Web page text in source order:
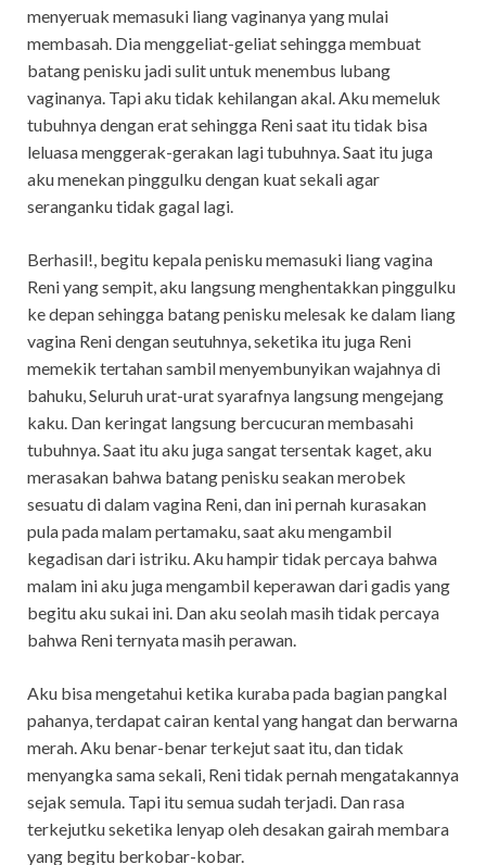
menyeruak memasuki liang vaginanya yang mulai
membasah. Dia menggeliat-geliat sehingga membuat
batang penisku jadi sulit untuk menembus lubang
vaginanya. Tapi aku tidak kehilangan akal. Aku memeluk
tubuhnya dengan erat sehingga Reni saat itu tidak bisa
leluasa menggerak-gerakan lagi tubuhnya. Saat itu juga
aku menekan pinggulku dengan kuat sekali agar
seranganku tidak gagal lagi.
Berhasil!, begitu kepala penisku memasuki liang vagina
Reni yang sempit, aku langsung menghentakkan pinggulku
ke depan sehingga batang penisku melesak ke dalam liang
vagina Reni dengan seutuhnya, seketika itu juga Reni
memekik tertahan sambil menyembunyikan wajahnya di
bahuku, Seluruh urat-urat syarafnya langsung mengejang
kaku. Dan keringat langsung bercucuran membasahi
tubuhnya. Saat itu aku juga sangat tersentak kaget, aku
merasakan bahwa batang penisku seakan merobek
sesuatu di dalam vagina Reni, dan ini pernah kurasakan
pula pada malam pertamaku, saat aku mengambil
kegadisan dari istriku. Aku hampir tidak percaya bahwa
malam ini aku juga mengambil keperawan dari gadis yang
begitu aku sukai ini. Dan aku seolah masih tidak percaya
bahwa Reni ternyata masih perawan.
Aku bisa mengetahui ketika kuraba pada bagian pangkal
pahanya, terdapat cairan kental yang hangat dan berwarna
merah. Aku benar-benar terkejut saat itu, dan tidak
menyangka sama sekali, Reni tidak pernah mengatakannya
sejak semula. Tapi itu semua sudah terjadi. Dan rasa
terkejutku seketika lenyap oleh desakan gairah membara
yang begitu berkobar-kobar.